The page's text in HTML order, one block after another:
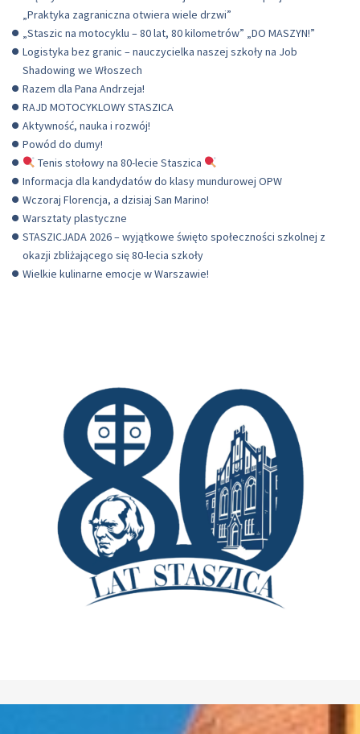
„Praktyka zagraniczna otwiera wiele drzwi”
„Staszic na motocyklu – 80 lat, 80 kilometrów” „DO MASZYN!”
Logistyka bez granic – nauczycielka naszej szkoły na Job
Shadowing we Włoszech
Razem dla Pana Andrzeja!
RAJD MOTOCYKLOWY STASZICA
Aktywność, nauka i rozwój!
Powód do dumy!
Tenis stołowy na 80-lecie Staszica
Informacja dla kandydatów do klasy mundurowej OPW
Wczoraj Florencja, a dzisiaj San Marino!
Warsztaty plastyczne
STASZICJADA 2026 – wyjątkowe święto społeczności szkolnej z
okazji zbliżającego się 80-lecia szkoły
Wielkie kulinarne emocje w Warszawie!